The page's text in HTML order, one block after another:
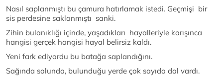
Nasıl saplanmıştı bu çamura hatırlamak istedi. Geçmişi bir
sis perdesine saklanmıştı sanki.
Zihin bulanıklığı içinde, yaşadıkları hayalleriyle karışınca
hangisi gerçek hangisi hayal belirsiz kaldı.
Yeni fark ediyordu bu batağa saplandığını.
Sağında solunda, bulunduğu yerde çok sayıda dal vardı.